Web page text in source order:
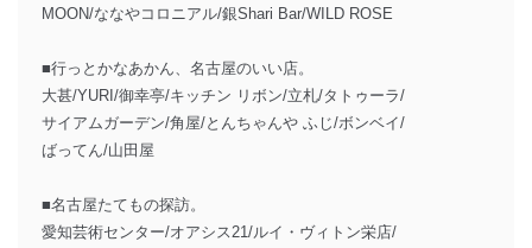
MOON/ななやコロニアル/銀Shari Bar/WILD ROSE
■行っとかなあかん、名古屋のいい店。
大甚/YURI/御幸亭/キッチン リボン/立札/タトゥーラ/
サイアムガーデン/角屋/とんちゃんや ふじ/ボンベイ/
ばってん/山田屋
■名古屋たてもの探訪。
愛知芸術センター/オアシス21/ルイ・ヴィトン栄店/